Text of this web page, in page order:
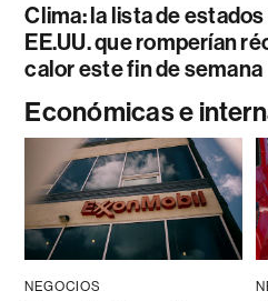
Clima: la lista de estados
EE.UU. que romperían
calor este fin de semana
Económicas e
NEGOCIOS